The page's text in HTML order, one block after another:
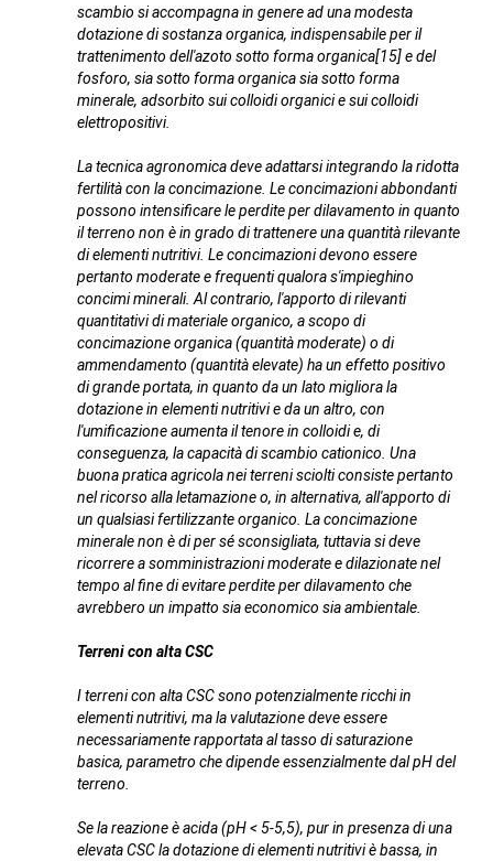
scambio si accompagna in genere ad una modesta
dotazione di sostanza organica, indispensabile per il
trattenimento dell'azoto sotto forma organica[15] e del
fosforo, sia sotto forma organica sia sotto forma
minerale, adsorbito sui colloidi organici e sui colloidi
elettropositivi.
La tecnica agronomica deve adattarsi integrando la ridotta
fertilità con la concimazione. Le concimazioni abbondanti
possono intensificare le perdite per dilavamento in quanto
il terreno non è in grado di trattenere una quantità rilevante
di elementi nutritivi. Le concimazioni devono essere
pertanto moderate e frequenti qualora s'impieghino
concimi minerali. Al contrario, l'apporto di rilevanti
quantitativi di materiale organico, a scopo di
concimazione organica (quantità moderate) o di
ammendamento (quantità elevate) ha un effetto positivo
di grande portata, in quanto da un lato migliora la
dotazione in elementi nutritivi e da un altro, con
l'umificazione aumenta il tenore in colloidi e, di
conseguenza, la capacità di scambio cationico. Una
buona pratica agricola nei terreni sciolti consiste pertanto
nel ricorso alla letamazione o, in alternativa, all'apporto di
un qualsiasi fertilizzante organico. La concimazione
minerale non è di per sé sconsigliata, tuttavia si deve
ricorrere a somministrazioni moderate e dilazionate nel
tempo al fine di evitare perdite per dilavamento che
avrebbero un impatto sia economico sia ambientale.
Terreni con alta CSC
I terreni con alta CSC sono potenzialmente ricchi in
elementi nutritivi, ma la valutazione deve essere
necessariamente rapportata al tasso di saturazione
basica, parametro che dipende essenzialmente dal pH del
terreno.
Se la reazione è acida (pH < 5-5,5), pur in presenza di una
elevata CSC la dotazione di elementi nutritivi è bassa, in